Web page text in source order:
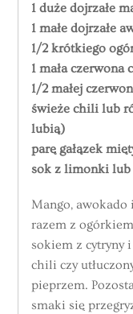
1 duże dojrzałe
1 małe dojrzałe
1/2 krótkiego
1 mała czerwona
1/2 małej
świeże chili lub
lubią)
parę gałązek
sok z limonki lub
Mango, awokado
razem z
sokiem z cytryny
chili czy
pieprzem.
smaki się